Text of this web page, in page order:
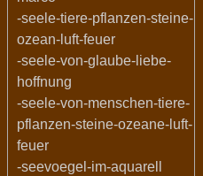
-seele-tiere-pflanzen-steine-
ozean-luft-feuer
-seele-von-glaube-liebe-
hoffnung
-seele-von-menschen-tiere-
pflanzen-steine-ozeane-luft-
feuer
-seevoegel-im-aquarell